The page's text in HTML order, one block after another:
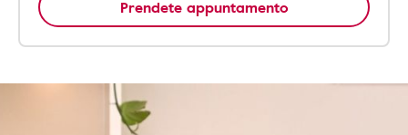
Prendete appuntamento